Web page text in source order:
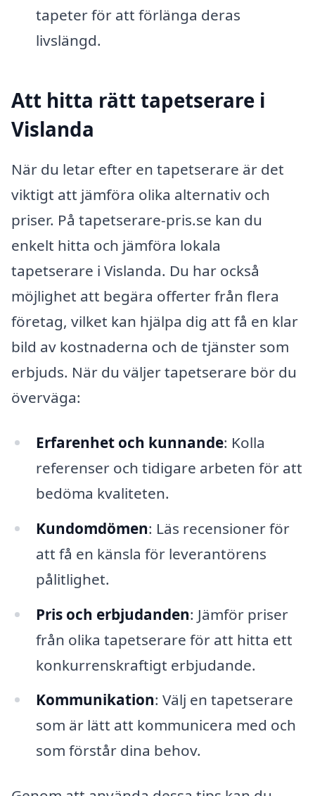
tapeter för att förlänga deras
livslängd.
Att hitta rätt tapetserare i
Vislanda
När du letar efter en tapetserare är det
viktigt att jämföra olika alternativ och
priser. På tapetserare-pris.se kan du
enkelt hitta och jämföra lokala
tapetserare i Vislanda. Du har också
möjlighet att begära offerter från flera
företag, vilket kan hjälpa dig att få en klar
bild av kostnaderna och de tjänster som
erbjuds. När du väljer tapetserare bör du
överväga:
Erfarenhet och kunnande: Kolla
referenser och tidigare arbeten för att
bedöma kvaliteten.
Kundomdömen: Läs recensioner för
att få en känsla för leverantörens
pålitlighet.
Pris och erbjudanden: Jämför priser
från olika tapetserare för att hitta ett
konkurrenskraftigt erbjudande.
Kommunikation: Välj en tapetserare
som är lätt att kommunicera med och
som förstår dina behov.